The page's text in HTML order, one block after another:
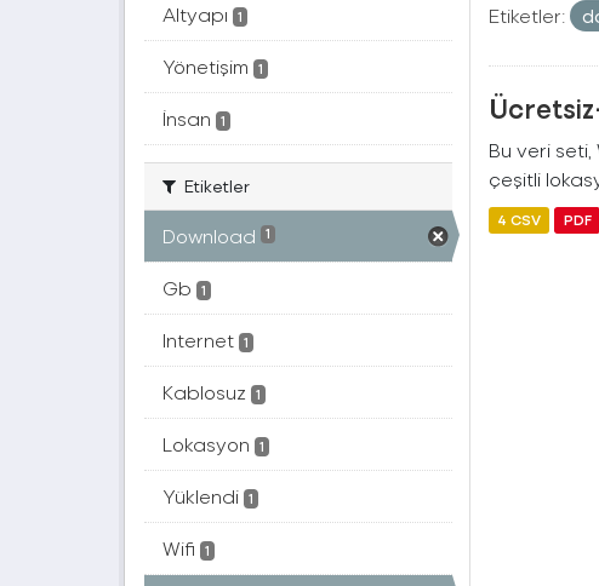
Altyapı 1
Yönetişim 1
İnsan 1
Etiketler
Download 1
Gb 1
Internet 1
Kablosuz 1
Lokasyon 1
Yüklendi 1
Wifi 1
Etiketler:
Bu veri
çeşitli
4 CSV PDF